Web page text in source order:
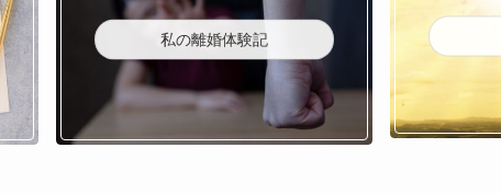
私の離婚体験記